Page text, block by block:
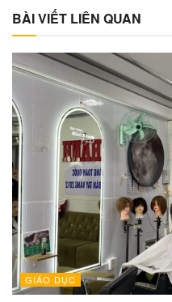
BÀI VIẾT LIÊN QUAN
GIÁO DỤC